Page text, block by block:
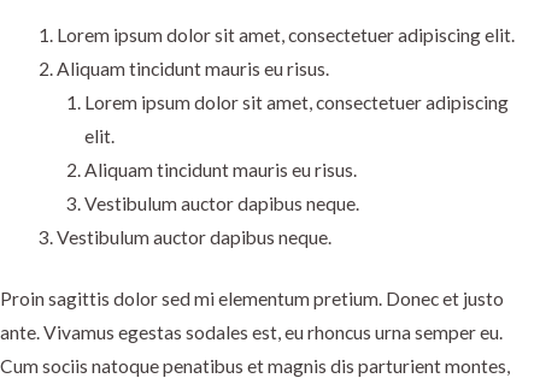
Lorem ipsum dolor sit amet, consectetuer adipiscing elit.
Aliquam tincidunt mauris eu risus.
Lorem ipsum dolor sit amet, consectetuer adipiscing
elit.
Aliquam tincidunt mauris eu risus.
Vestibulum auctor dapibus neque.
Vestibulum auctor dapibus neque.
Proin sagittis dolor sed mi elementum pretium. Donec et justo
ante. Vivamus egestas sodales est, eu rhoncus urna semper eu.
Cum sociis natoque penatibus et magnis dis parturient montes,